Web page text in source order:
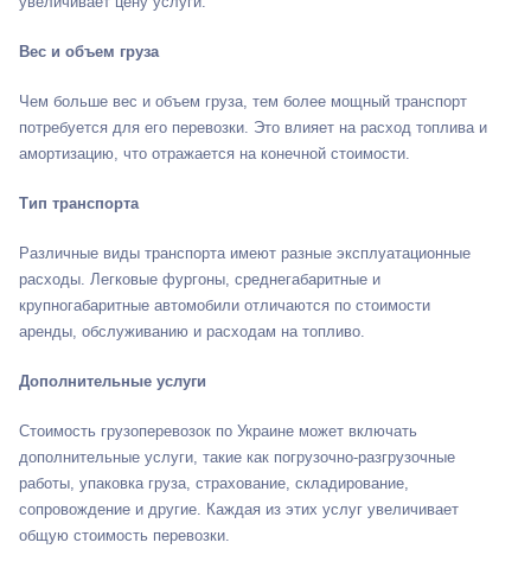
Вес и объем груза
Чем больше вес и объем груза, тем более мощный транспорт
потребуется для его перевозки. Это влияет на расход топлива и
амортизацию, что отражается на конечной стоимости.
Тип транспорта
Различные виды транспорта имеют разные эксплуатационные
расходы. Легковые фургоны, среднегабаритные и
крупногабаритные автомобили отличаются по стоимости
аренды, обслуживанию и расходам на топливо.
Дополнительные услуги
Стоимость грузоперевозок по Украине может включать
дополнительные услуги, такие как погрузочно-разгрузочные
работы, упаковка груза, страхование, складирование,
сопровождение и другие. Каждая из этих услуг увеличивает
общую стоимость перевозки.